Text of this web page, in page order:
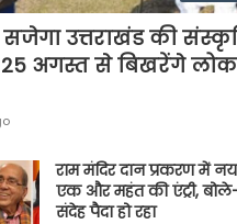
सजेगा उत्तराखंड की
अगस्त से बिखरेंगे
राम मंदिर दान प्रकरण में
एक और महंत की एंट्री,
संदेह पैदा हो रहा